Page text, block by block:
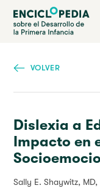
Pasar
contenido
Enciclopedia sobre
VOLVER
Dislexia a
Impacto en
Sally E. Shaywitz,